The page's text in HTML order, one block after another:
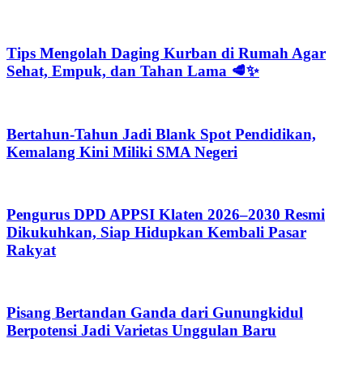
Tips Mengolah Daging Kurban di Rumah Agar
Sehat, Empuk, dan Tahan Lama 🥩✨
Bertahun-Tahun Jadi Blank Spot Pendidikan,
Kemalang Kini Miliki SMA Negeri
Pengurus DPD APPSI Klaten 2026–2030 Resmi
Dikukuhkan, Siap Hidupkan Kembali Pasar
Rakyat
Pisang Bertandan Ganda dari Gunungkidul
Berpotensi Jadi Varietas Unggulan Baru